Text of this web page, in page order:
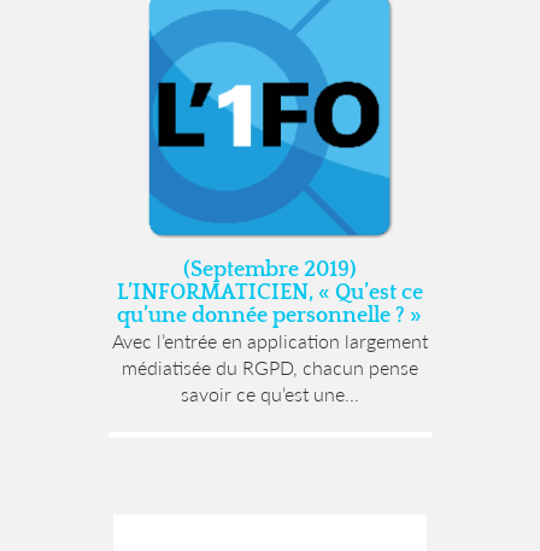
(Septembre 2019)
L’INFORMATICIEN, « Qu’est ce
qu’une donnée personnelle ? »
Avec l’entrée en application largement
médiatisée du RGPD, chacun pense
savoir ce qu’est une...